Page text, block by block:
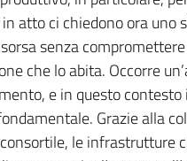
atto ci chiedono ora uno
senza
che lo abita. Occorre
e in questo
Grazie alla
le infrastrutture